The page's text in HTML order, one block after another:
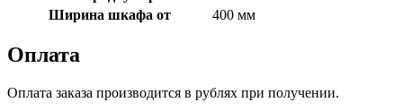
Ширина шкафа от
400 мм
Оплата
Оплата заказа производится в рублях при получении.